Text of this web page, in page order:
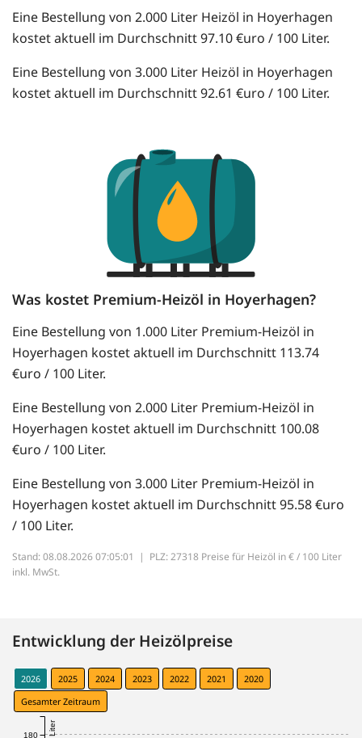
Eine Bestellung von 2.000 Liter Heizöl in Hoyerhagen
kostet aktuell im Durchschnitt 97.10 €uro / 100 Liter.
Eine Bestellung von 3.000 Liter Heizöl in Hoyerhagen
kostet aktuell im Durchschnitt 92.61 €uro / 100 Liter.
Was kostet Premium-Heizöl in Hoyerhagen?
Eine Bestellung von 1.000 Liter Premium-Heizöl in
Hoyerhagen kostet aktuell im Durchschnitt 113.74
€uro / 100 Liter.
Eine Bestellung von 2.000 Liter Premium-Heizöl in
Hoyerhagen kostet aktuell im Durchschnitt 100.08
€uro / 100 Liter.
Eine Bestellung von 3.000 Liter Premium-Heizöl in
Hoyerhagen kostet aktuell im Durchschnitt 95.58 €uro
/ 100 Liter.
Stand: 08.08.2026 07:05:01 | PLZ: 27318 Preise für Heizöl in € / 100 Liter
inkl. MwSt.
Entwicklung der Heizölpreise
2026 2025 2024 2023 2022 2021
2020
Gesamter Zeitraum
180